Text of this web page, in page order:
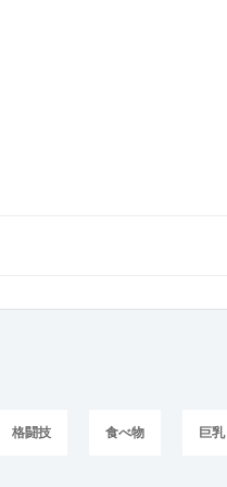
格闘技 食べ物 巨乳